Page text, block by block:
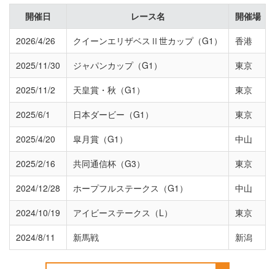
開催日 レース名
開催場
2026/4/26
クイーンエリザベスⅡ世カップ（G1） 香港
2025/11/30
ジャパンカップ（G1） 東京
2025/11/2
天皇賞・秋（G1） 東京
2025/6/1
日本ダービー（G1） 東京
2025/4/20
皐月賞（G1） 中山
2025/2/16
共同通信杯（G3） 東京
2024/12/28
ホープフルステークス（G1） 中山
2024/10/19
アイビーステークス（L） 東京
2024/8/11
新馬戦 新潟